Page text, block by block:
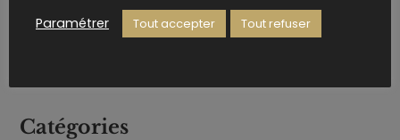
décembre 2020
Catégories
Paramétrer
Tout accepter Tout refuser